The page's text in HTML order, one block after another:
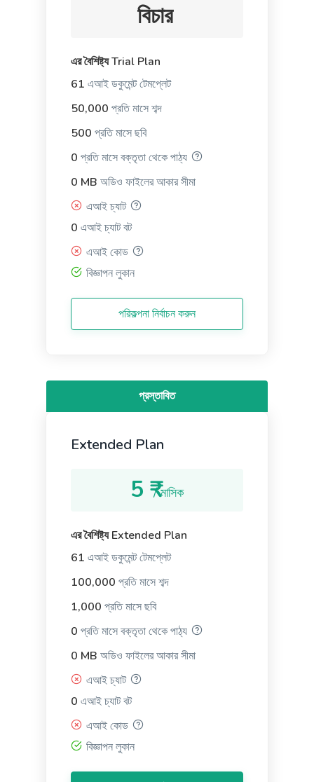
LinkedIn Ad Headlines
converting ad headlines for Linkedin.
LinkedIn Ad Descriptions
Professional and eye-catching ad descriptions that
will make your product shine.
mobile devices that keep users coming back for
General Writing
Text Extender
interesting ones.
Content Shorten
Short your content in a different voice and style to
appeal to different readers.
বিচার
এর বৈশিষ্ট্য Trial Plan
61 এআই ডকুমেন্ট টেমপ্লেট
50,000 প্রতি মাসে শব্দ
500 প্রতি মাসে ছবি
0 প্রতি মাসে বক্তৃতা থেকে পাঠ্য
0 MB অডিও ফাইলের আকার সীমা
এআই চ্যাট
0 এআই চ্যাট বট
এআই কোড
বিজ্ঞাপন লুকান
পরিকল্পনা নির্বাচন করুন
প্রস্তাবিত
Extended Plan
5 ₹ / মাসিক
এর বৈশিষ্ট্য Extended Plan
61 এআই ডকুমেন্ট টেমপ্লেট
100,000 প্রতি মাসে শব্দ
1,000 প্রতি মাসে ছবি
0 প্রতি মাসে বক্তৃতা থেকে পাঠ্য
0 MB অডিও ফাইলের আকার সীমা
এআই চ্যাট
0 এআই চ্যাট বট
এআই কোড
বিজ্ঞাপন লুকান